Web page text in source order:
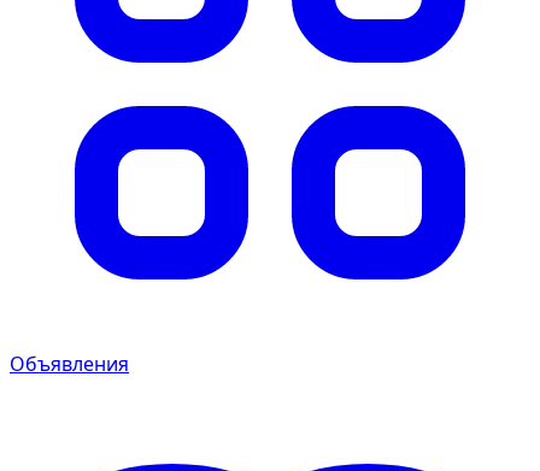
Объявления